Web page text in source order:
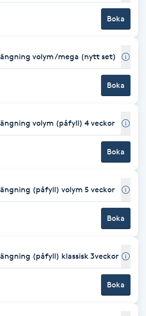
Boka
volym /mega (nytt set)
Boka
volym (påfyll) 4 veckor
Boka
(påfyll) volym 5 veckor
Boka
(påfyll) klassisk 3veckor
Boka